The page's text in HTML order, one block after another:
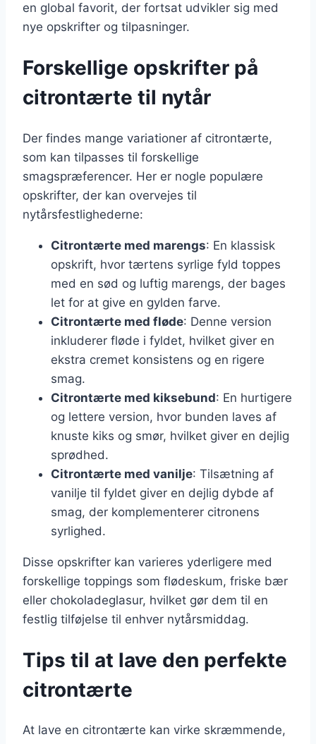
en global favorit, der fortsat udvikler sig med
nye opskrifter og tilpasninger.
Forskellige opskrifter på
citrontærte til nytår
Der findes mange variationer af citrontærte,
som kan tilpasses til forskellige
smagspræferencer. Her er nogle populære
opskrifter, der kan overvejes til
nytårsfestlighederne:
Citrontærte med marengs: En klassisk
opskrift, hvor tærtens syrlige fyld toppes
med en sød og luftig marengs, der bages
let for at give en gylden farve.
Citrontærte med fløde: Denne version
inkluderer fløde i fyldet, hvilket giver en
ekstra cremet konsistens og en rigere
smag.
Citrontærte med kiksebund: En hurtigere
og lettere version, hvor bunden laves af
knuste kiks og smør, hvilket giver en dejlig
sprødhed.
Citrontærte med vanilje: Tilsætning af
vanilje til fyldet giver en dejlig dybde af
smag, der komplementerer citronens
syrlighed.
Disse opskrifter kan varieres yderligere med
forskellige toppings som flødeskum, friske bær
eller chokoladeglasur, hvilket gør dem til en
festlig tilføjelse til enhver nytårsmiddag.
Tips til at lave den perfekte
citrontærte
At lave en citrontærte kan virke skræmmende,